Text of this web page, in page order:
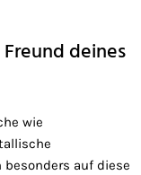
deines
wie
auf diese